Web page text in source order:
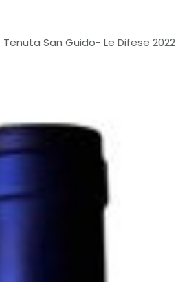
Tenuta San Guido- Le Difese 2022